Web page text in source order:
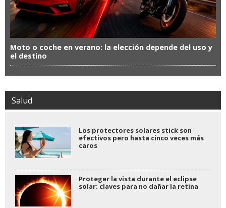
Moto o coche en verano: la elección depende del uso y
el destino
Salud
Los protectores solares stick son
efectivos pero hasta cinco veces más
caros
Proteger la vista durante el eclipse
solar: claves para no dañar la retina